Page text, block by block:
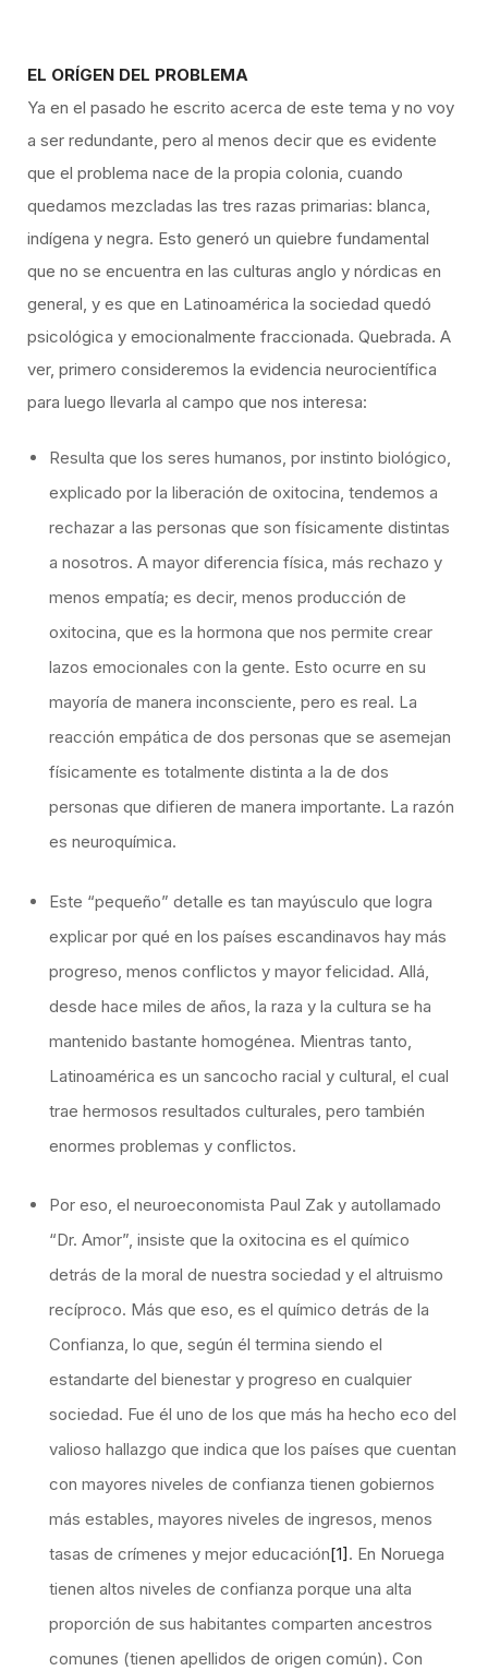
EL ORÍGEN DEL PROBLEMA
Ya en el pasado he escrito acerca de este tema y no voy
a ser redundante, pero al menos decir que es evidente
que el problema nace de la propia colonia, cuando
quedamos mezcladas las tres razas primarias: blanca,
indígena y negra. Esto generó un quiebre fundamental
que no se encuentra en las culturas anglo y nórdicas en
general, y es que en Latinoamérica la sociedad quedó
psicológica y emocionalmente fraccionada. Quebrada. A
ver, primero consideremos la evidencia neurocientífica
para luego llevarla al campo que nos interesa:
Resulta que los seres humanos, por instinto biológico,
explicado por la liberación de oxitocina, tendemos a
rechazar a las personas que son físicamente distintas
a nosotros. A mayor diferencia física, más rechazo y
menos empatía; es decir, menos producción de
oxitocina, que es la hormona que nos permite crear
lazos emocionales con la gente. Esto ocurre en su
mayoría de manera inconsciente, pero es real. La
reacción empática de dos personas que se asemejan
físicamente es totalmente distinta a la de dos
personas que difieren de manera importante. La razón
es neuroquímica.
Este “pequeño” detalle es tan mayúsculo que logra
explicar por qué en los países escandinavos hay más
progreso, menos conflictos y mayor felicidad. Allá,
desde hace miles de años, la raza y la cultura se ha
mantenido bastante homogénea. Mientras tanto,
Latinoamérica es un sancocho racial y cultural, el cual
trae hermosos resultados culturales, pero también
enormes problemas y conflictos.
Por eso, el neuroeconomista Paul Zak y autollamado
“Dr. Amor”, insiste que la oxitocina es el químico
detrás de la moral de nuestra sociedad y el altruismo
recíproco. Más que eso, es el químico detrás de la
Confianza, lo que, según él termina siendo el
estandarte del bienestar y progreso en cualquier
sociedad. Fue él uno de los que más ha hecho eco del
valioso hallazgo que indica que los países que cuentan
con mayores niveles de confianza tienen gobiernos
más estables, mayores niveles de ingresos, menos
tasas de crímenes y mejor educación[1]. En Noruega
tienen altos niveles de confianza porque una alta
proporción de sus habitantes comparten ancestros
comunes (tienen apellidos de origen común). Con